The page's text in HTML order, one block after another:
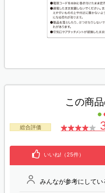
この商
総合評価
いいね!（25件）
みんなが参考にしてい